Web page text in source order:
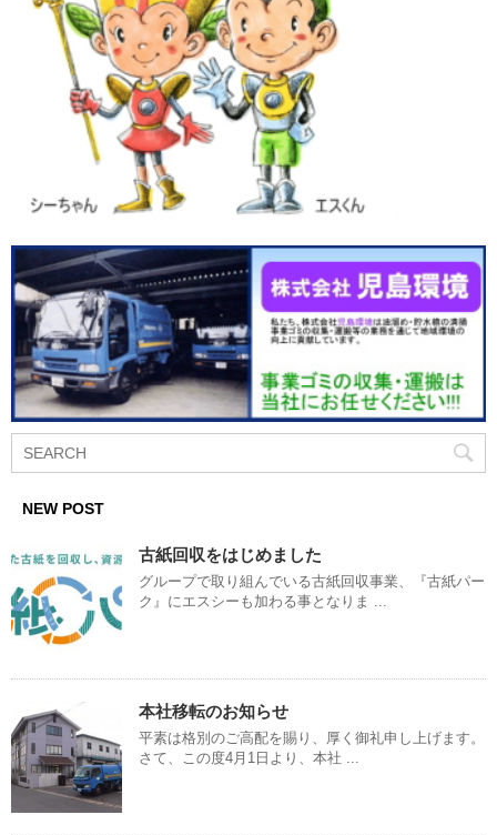
NEW POST
古紙回収をはじめました
グループで取り組んでいる古紙回収事業、『古紙パー
ク』にエスシーも加わる事となりま ...
本社移転のお知らせ
平素は格別のご高配を賜り、厚く御礼申し上げます。
さて、この度4月1日より、本社 ...